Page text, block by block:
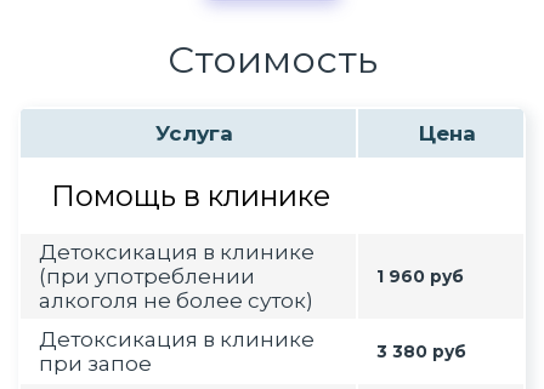
Стоимость
Услуга Цена
Помощь в клинике
Детоксикация в клинике
(при употреблении
алкоголя не более суток)
1 960 руб
Детоксикация в клинике
при запое
3 380 руб